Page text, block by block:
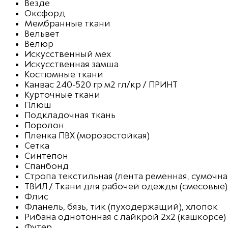
Везде
Оксфорд
Мембранные ткани
Вельвет
Велюр
Искусственный мех
Искусственная замша
Костюмные ткани
Канвас 240-520 гр м2 гл/кр / ПРИНТ
Курточные ткани
Плюш
Подкладочная ткань
Поролон
Пленка ПВХ (морозостойкая)
Сетка
Синтепон
Спанбонд
Стропа текстильная (лента ременная,
ТВИЛ / Ткани для рабочей одежды (смесовые)
Флис
Фланель, бязь, тик (пуходержащий), хлопок
Рибана однотонная с лайкрой 2х2 (кашкорсе)